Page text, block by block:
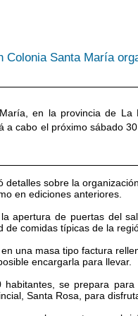
en la provincia de
a cabo el próximo sábado
detalles sobre la
en ediciones anteriores.
apertura de puertas del
comidas típicas de la
una masa tipo factura
encargarla para llevar.
se prepara
Santa Rosa, para